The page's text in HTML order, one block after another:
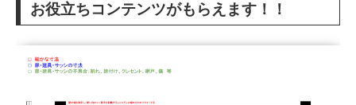
お役立ちコンテンツがもらえます！！